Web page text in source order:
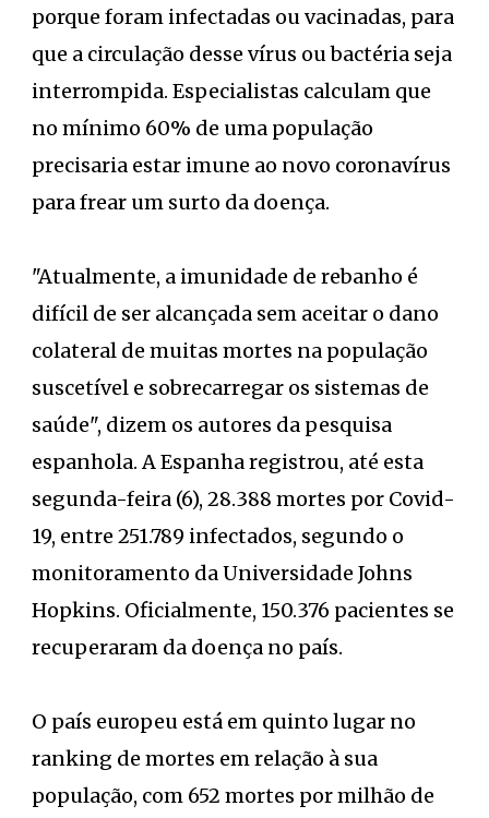
porque foram infectadas ou vacinadas, para
que a circulação desse vírus ou bactéria seja
interrompida. Especialistas calculam que
no mínimo 60% de uma população
precisaria estar imune ao novo coronavírus
para frear um surto da doença.
"Atualmente, a imunidade de rebanho é
difícil de ser alcançada sem aceitar o dano
colateral de muitas mortes na população
suscetível e sobrecarregar os sistemas de
saúde", dizem os autores da pesquisa
espanhola. A Espanha registrou, até esta
segunda-feira (6), 28.388 mortes por Covid-
19, entre 251.789 infectados, segundo o
monitoramento da Universidade Johns
Hopkins. Oficialmente, 150.376 pacientes se
recuperaram da doença no país.
O país europeu está em quinto lugar no
ranking de mortes em relação à sua
população, com 652 mortes por milhão de